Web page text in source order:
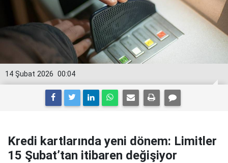
00:04
14 Şubat 2026
Kredi kartlarında yeni dönem: Limitler
15 Şubat’tan itibaren değişiyor